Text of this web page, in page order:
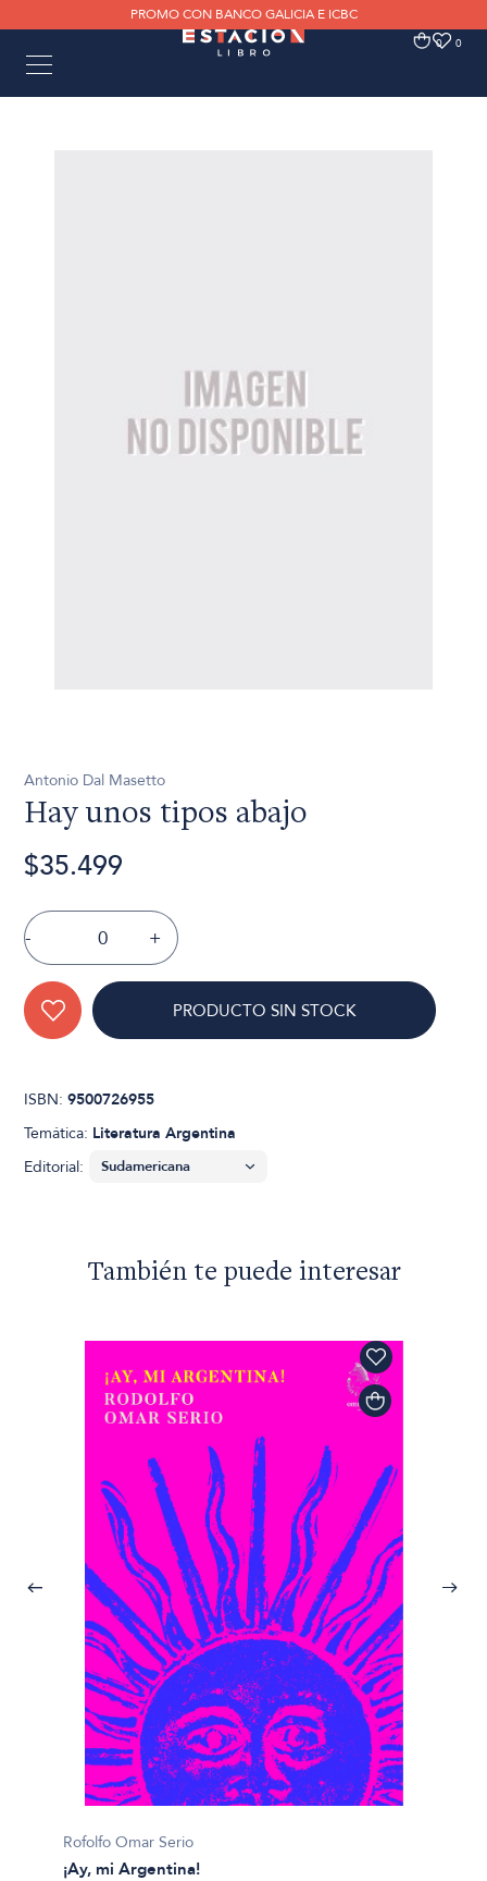
PROMO CON BANCO GALICIA E ICBC
0 0
Antonio Dal Masetto
Hay unos tipos abajo
$35.499
- +
PRODUCTO SIN STOCK
ISBN:9500726955
Temática: Literatura Argentina
Editorial:
También te puede interesar
Rofolfo Omar Serio
¡Ay, mi Argentina!